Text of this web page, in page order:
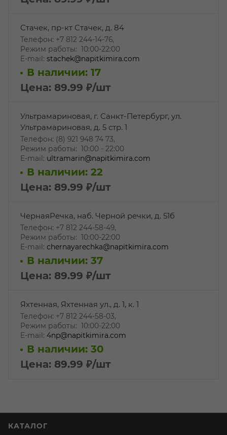
Стачек, пр-кт Стачек, д. 84
Телефон: +7 812 244-14-76,
Режим работы: 10:00-22:00
E-mail: stachek@napitkimira.com
В наличии: 17
Цена: 89.99 ₽/шт
Ультрамариновая, г. Санкт-Петербург, ул.
Ультрамариновая, д. 5 стр. 1
Телефон: (8) 921 948 74 73,
Режим работы: 10:00 - 22:00
E-mail: ultramarin@napitkimira.com
В наличии: 22
Цена: 89.99 ₽/шт
ЧернаяРечка, наб. Черной речки, д. 51б
Телефон: +7 812 244-58-49,
Режим работы: 10:00-22:00
E-mail: chernayarechka@napitkimira.com
В наличии: 37
Цена: 89.99 ₽/шт
Яхтенная, Яхтенная ул., д. 1, к. 1
Телефон: +7 812 244-58-03,
Режим работы: 10:00-22:00
E-mail: 4np@napitkimira.com
В наличии: 30
Цена: 89.99 ₽/шт
КАТАЛОГ